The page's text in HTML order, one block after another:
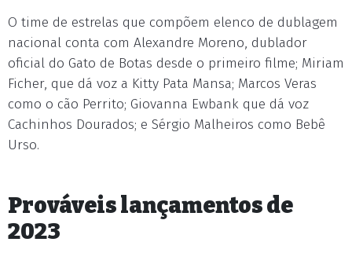
O time de estrelas que compõem elenco de dublagem
nacional conta com Alexandre Moreno, dublador
oficial do Gato de Botas desde o primeiro filme; Miriam
Ficher, que dá voz a Kitty Pata Mansa; Marcos Veras
como o cão Perrito; Giovanna Ewbank que dá voz
Cachinhos Dourados; e Sérgio Malheiros como Bebê
Urso.
Prováveis lançamentos de
2023